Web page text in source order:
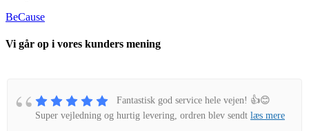
BeCause
Vi går op i vores kunders mening
Fantastisk god service hele vejen! 👍😊
Super vejledning og hurtig levering, ordren blev sendt læs mere